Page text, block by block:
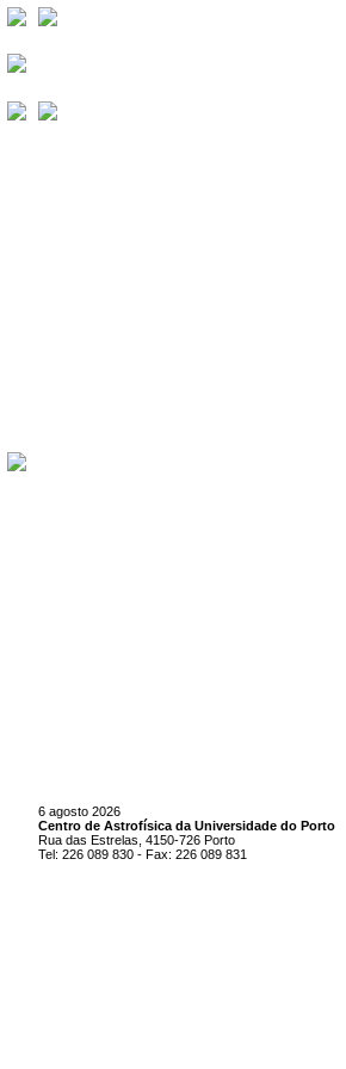
6 agosto 2026
Centro de Astrofísica da Universidade do Porto
Rua das Estrelas, 4150-726 Porto
Tel: 226 089 830 - Fax: 226 089 831